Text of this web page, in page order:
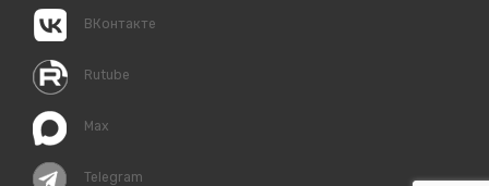
ВКонтакте
Rutube
Max
Telegram